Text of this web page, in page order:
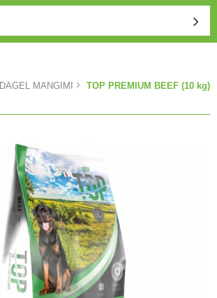
DAGEL MANGIMI TOP PREMIUM BEEF (10 kg)